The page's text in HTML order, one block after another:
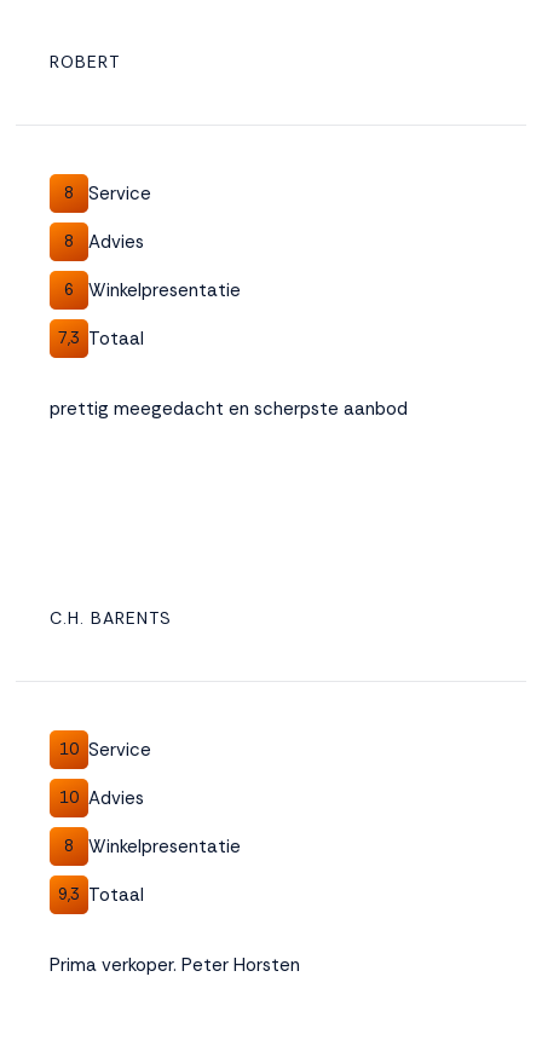
ROBERT
8 Service
8 Advies
6 Winkelpresentatie
7,3 Totaal
prettig meegedacht en scherpste aanbod
C.H. BARENTS
10 Service
10 Advies
8 Winkelpresentatie
9,3 Totaal
Prima verkoper. Peter Horsten